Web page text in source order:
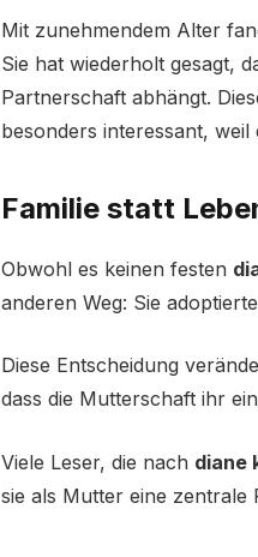
Mit zunehmendem Alter
Sie hat wiederholt gesagt,
Partnerschaft abhängt.
besonders interessant,
Familie statt
Obwohl es keinen festen
anderen Weg: Sie
Diese Entscheidung
dass die Mutterschaft ihr
Viele Leser, die nach diane
sie als Mutter eine